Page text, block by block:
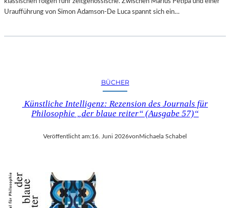
Uraufführung von Simon Adamson-De Luca spannt sich ein…
BÜCHER
Künstliche Intelligenz: Rezension des Journals für
Philosophie „der blaue reiter“ (Ausgabe 57)“
Veröffentlicht am:16. Juni 2026vonMichaela Schabel